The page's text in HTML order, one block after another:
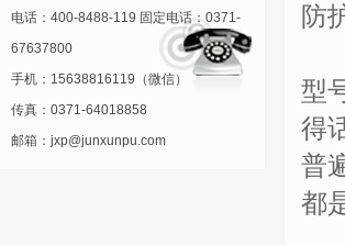
电话：400-8488-119 固定电话：0371-
67637800
手机：15638816119（微信）
传真：0371-64018858
邮箱：jxp@junxunpu.com
防
型
得
普
都